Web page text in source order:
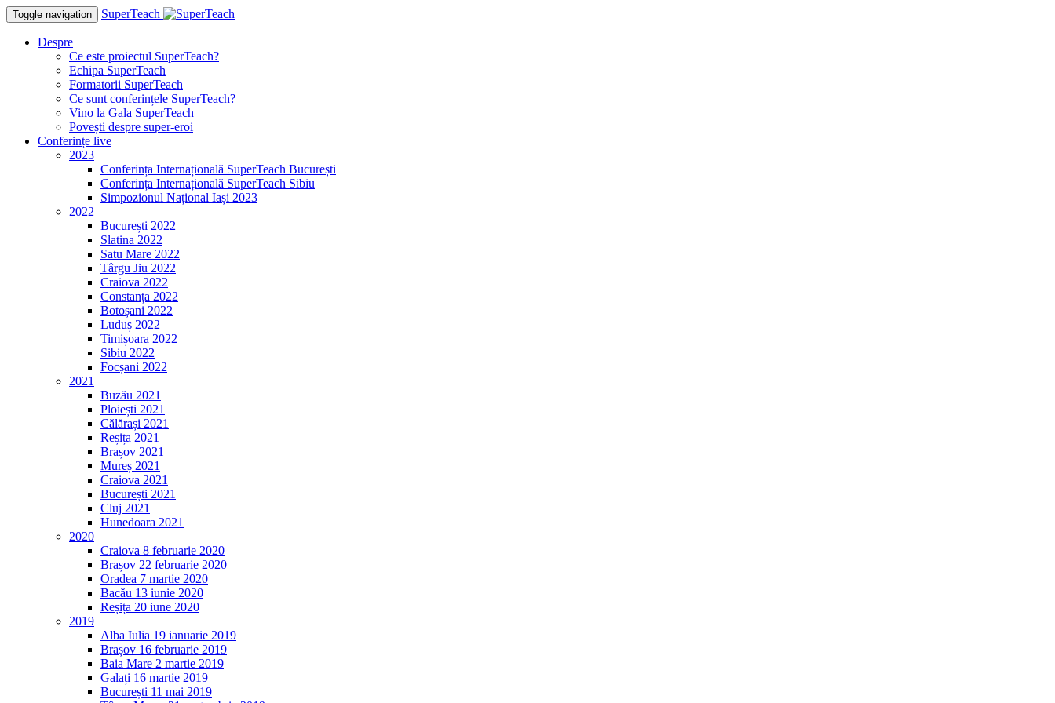
Toggle navigation SuperTeach
Despre
Ce este proiectul SuperTeach?
Echipa SuperTeach
Formatorii SuperTeach
Ce sunt conferințele SuperTeach?
Vino la Gala SuperTeach
Povești despre super-eroi
Conferințe live
2023
Conferința Internațională SuperTeach București
Conferința Internațională SuperTeach Sibiu
Simpozionul Național Iași 2023
2022
București 2022
Slatina 2022
Satu Mare 2022
Târgu Jiu 2022
Craiova 2022
Constanța 2022
Botoșani 2022
Luduș 2022
Timișoara 2022
Sibiu 2022
Focșani 2022
2021
Buzău 2021
Ploiești 2021
Călărași 2021
Reșița 2021
Brașov 2021
Mureș 2021
Craiova 2021
București 2021
Cluj 2021
Hunedoara 2021
2020
Craiova 8 februarie 2020
Brașov 22 februarie 2020
Oradea 7 martie 2020
Bacău 13 iunie 2020
Reșița 20 iune 2020
2019
Alba Iulia 19 ianuarie 2019
Brașov 16 februarie 2019
Baia Mare 2 martie 2019
Galați 16 martie 2019
București 11 mai 2019